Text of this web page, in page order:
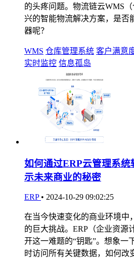
的头疼问题。物流链云WMS
兴的智能物流解决方案，是否
器呢？
WMS 仓库管理系统 客户满意
实时监控 信息孤岛
如何通过ERP云管理系
示未来商业的秘密
ERP • 2024-10-29 09:02:25
在当今快速变化的商业环境中
的巨大挑战。ERP（企业资源
开这一难题的“钥匙”。想象一
时访问所有关键数据，如何改